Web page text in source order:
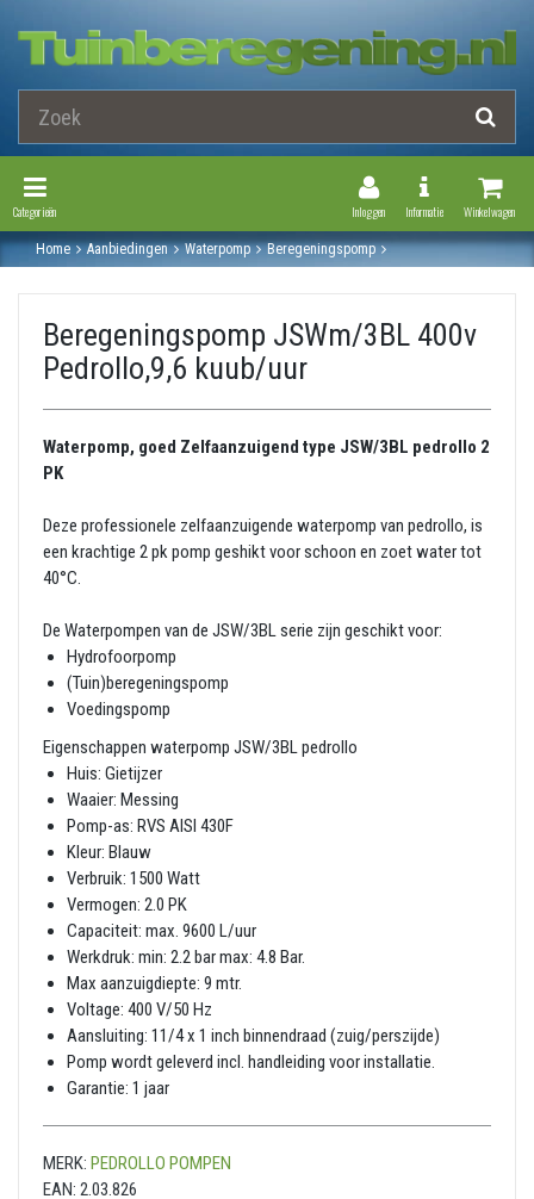
Winkelwagen
Toggle
Informatie
Inloggen
Toggle Navigation
Categorieën
Home Aanbiedingen Waterpomp
Beregeningspomp
Beregeningspomp JSWm/3BL 400v
Pedrollo,9,6 kuub/uur
Waterpomp, goed Zelfaanzuigend type JSW/3BL pedrollo 2
PK
Deze professionele zelfaanzuigende waterpomp van pedrollo, is
een krachtige 2 pk pomp geshikt voor schoon en zoet water tot
40°C.
De Waterpompen van de JSW/3BL serie zijn geschikt voor:
Hydrofoorpomp
(Tuin)beregeningspomp
Voedingspomp
Eigenschappen waterpomp JSW/3BL pedrollo
Huis: Gietijzer
Waaier: Messing
Pomp-as: RVS AISI 430F
Kleur: Blauw
Verbruik: 1500 Watt
Vermogen: 2.0 PK
Capaciteit: max. 9600 L/uur
Werkdruk: min: 2.2 bar max: 4.8 Bar.
Max aanzuigdiepte: 9 mtr.
Voltage: 400 V/50 Hz
Aansluiting: 11/4 x 1 inch binnendraad (zuig/perszijde)
Pomp wordt geleverd incl. handleiding voor installatie.
Garantie: 1 jaar
MERK: PEDROLLO POMPEN
EAN: 2.03.826